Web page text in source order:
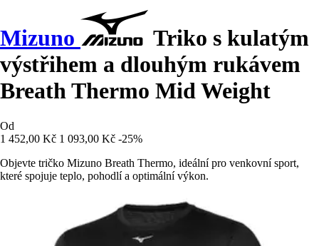
Mizuno
Triko s kulatým
výstřihem a dlouhým rukávem
Breath Thermo Mid Weight
Od
1 452,00 Kč 1 093,00 Kč -25%
Objevte tričko Mizuno Breath Thermo, ideální pro venkovní sport,
které spojuje teplo, pohodlí a optimální výkon.